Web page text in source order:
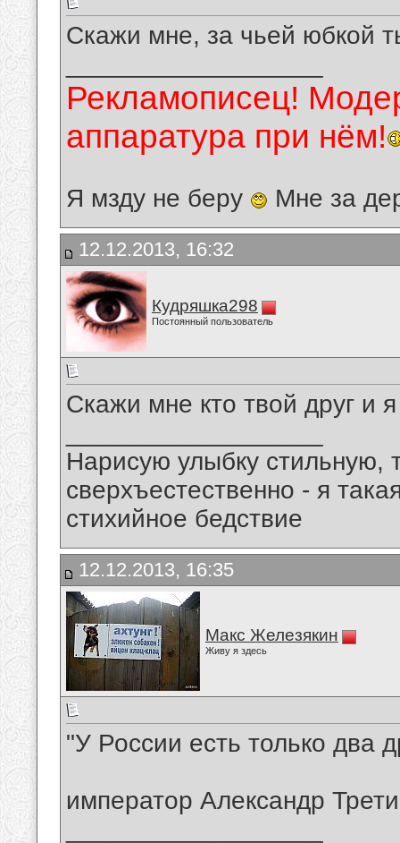
Скажи мне, за чьей юбкой
Рекламописец!
аппаратура при нём!
Я мзду не беру Мне за
12.12.2013, 16:32
Кудряшка298
Постоянный пользователь
Скажи мне кто твой друг и
Нарисую улыбку стильную,
сверхъестественно - я
стихийное бедствие
12.12.2013, 16:35
Макс Железякин
Живу я здесь
"У России есть только два
император Александр